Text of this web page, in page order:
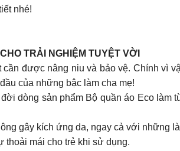
nhé!
TRẢI NGHIỆM TUYỆT VỜI
được nâng niu và bảo vệ. Chính vì
của những bậc làm cha mẹ!
dòng sản phẩm Bộ quần áo Eco
gây kích ứng da, ngay cả với những
thoải mái cho trẻ khi sử dụng.